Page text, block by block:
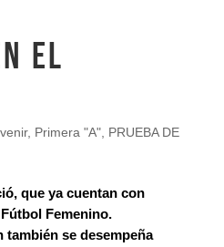
el
, Primera "A", PRUEBA DE
que ya cuentan con
Femenino.
también se desempeña